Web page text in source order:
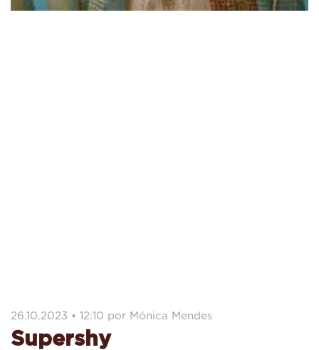
26.10.2023 • 12:10 por Mónica Mendes
Supershy